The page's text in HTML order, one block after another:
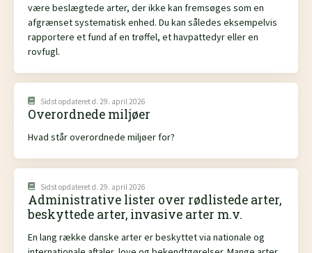
være beslægtede arter, der ikke kan fremsøges som en
afgrænset systematisk enhed. Du kan således eksempelvis
rapportere et fund af en trøffel, et havpattedyr eller en
rovfugl.
Sidst opdateret d. 29. april 2026
Overordnede miljøer
Hvad står overordnede miljøer for?
Sidst opdateret d. 29. april 2026
Administrative lister over rødlistede arter,
beskyttede arter, invasive arter m.v.
En lang række danske arter er beskyttet via nationale og